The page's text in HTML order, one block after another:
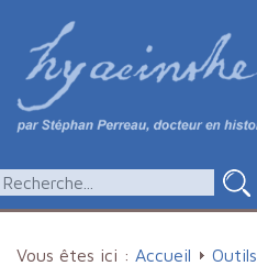
Vous êtes ici : Accueil Outils